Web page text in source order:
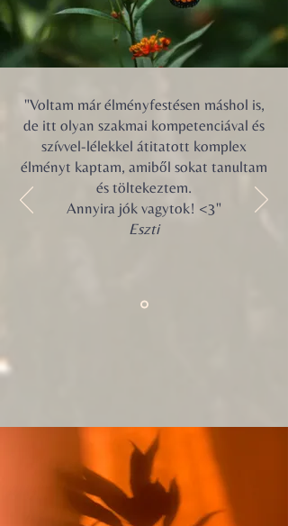
"Voltam már élményfestésen máshol is,
de itt olyan szakmai kompetenciával és
szívvel-lélekkel átitatott komplex
élményt kaptam, amiből sokat tanultam
és töltekeztem.
Annyira jók vagytok! <3"
Eszti